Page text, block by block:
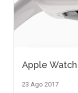
Apple
23 Ago 2017